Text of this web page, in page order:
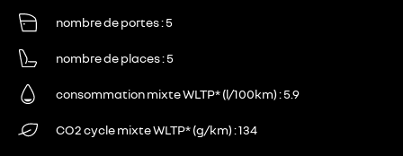
nombre de portes 5
nombre de places 5
consommation mixte WLTP* (l/100km) 5.9
CO2 cycle mixte WLTP* (g/km) 134